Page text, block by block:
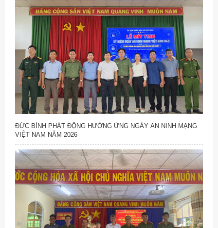
ĐỨC BÌNH PHÁT ĐỘNG HƯỞNG ỨNG NGÀY AN NINH MẠNG
VIỆT NAM NĂM 2026